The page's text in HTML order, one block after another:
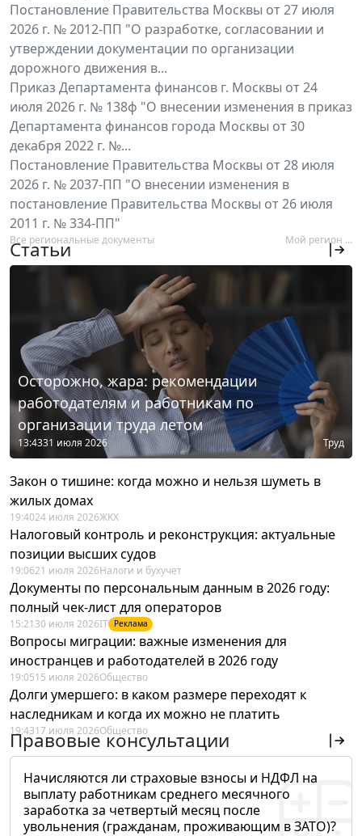
Постановление Правительства Москвы от 27 июля
2026 г. № 2012-ПП "О разработке, согласовании и
утверждении документации по организации
дорожного движения в...
Приказ Департамента финансов г. Москвы от 24
июля 2026 г. № 138ф "О внесении изменения в приказ
Департамента финансов города Москвы от 30
декабря 2022 г. №...
Постановление Правительства Москвы от 28 июля
2026 г. № 2037-ПП "О внесении изменения в
постановление Правительства Москвы от 26 июля
2011 г. № 334-ПП"
Все региональные документы Мой регион ...
Статьи
Осторожно, жара: рекомендации
работодателям и работникам по
организации труда летом
13:4331 июля 2026 Труд
Закон о тишине: когда можно и нельзя шуметь в
жилых домах
19:4024 июля 2026ЖКХ
Налоговый контроль и реконструкция: актуальные
позиции высших судов
19:0621 июля 2026Налоги и бухучет
Документы по персональным данным в 2026 году:
полный чек-лист для операторов
15:21 30 июля 2026IT Реклама
Вопросы миграции: важные изменения для
иностранцев и работодателей в 2026 году
19:0515 июля 2026Общество
Долги умершего: в каком размере переходят к
наследникам и когда их можно не платить
19:4317 июля 2026Общество
Правовые консультации
Начисляются ли страховые взносы и НДФЛ на
выплату работникам среднего месячного
заработка за четвертый месяц после
увольнения (гражданам, проживающим в ЗАТО)?